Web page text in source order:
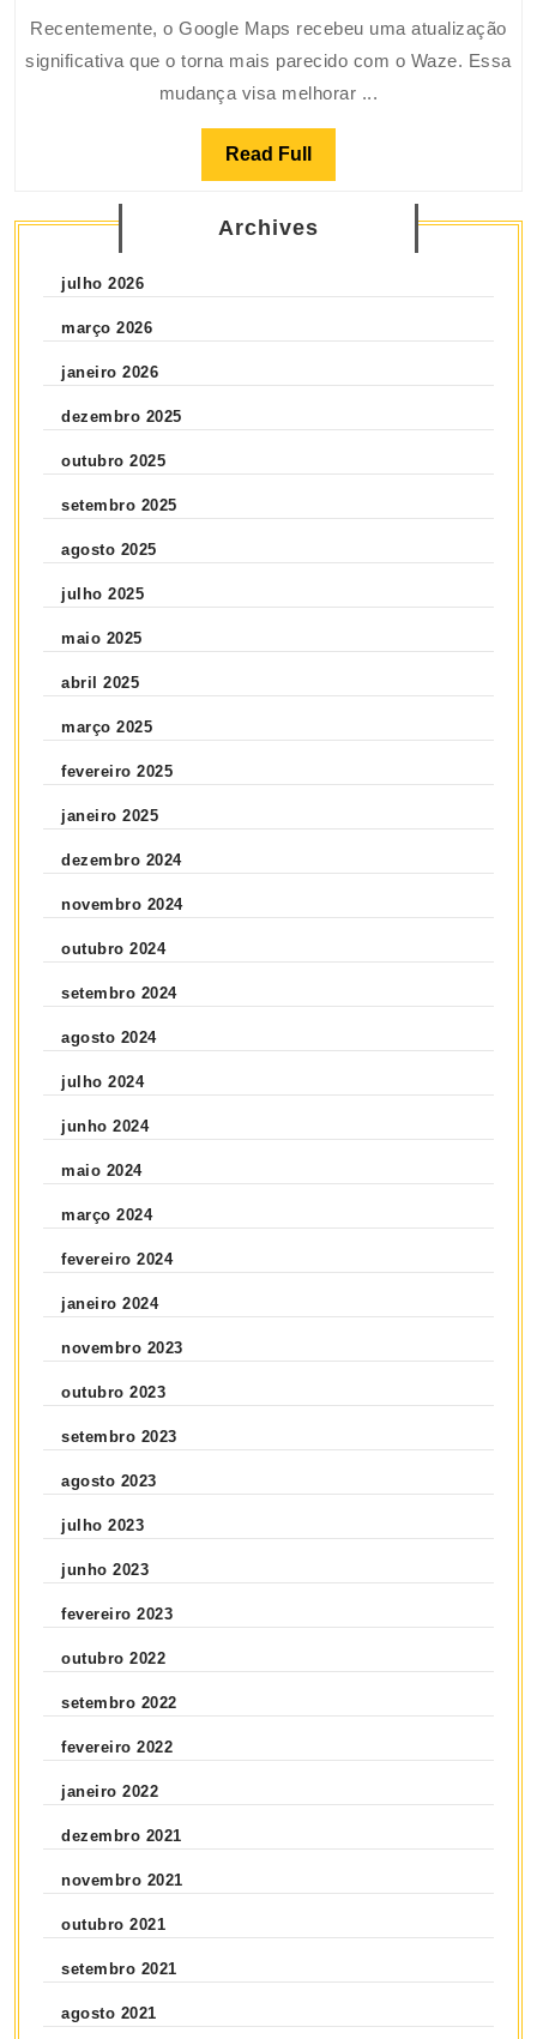
Recentemente, o Google Maps recebeu uma atualização
significativa que o torna mais parecido com o Waze. Essa
mudança visa melhorar ...
Read Full
Archives
julho 2026
março 2026
janeiro 2026
dezembro 2025
outubro 2025
setembro 2025
agosto 2025
julho 2025
maio 2025
abril 2025
março 2025
fevereiro 2025
janeiro 2025
dezembro 2024
novembro 2024
outubro 2024
setembro 2024
agosto 2024
julho 2024
junho 2024
maio 2024
março 2024
fevereiro 2024
janeiro 2024
novembro 2023
outubro 2023
setembro 2023
agosto 2023
julho 2023
junho 2023
fevereiro 2023
outubro 2022
setembro 2022
fevereiro 2022
janeiro 2022
dezembro 2021
novembro 2021
outubro 2021
setembro 2021
agosto 2021